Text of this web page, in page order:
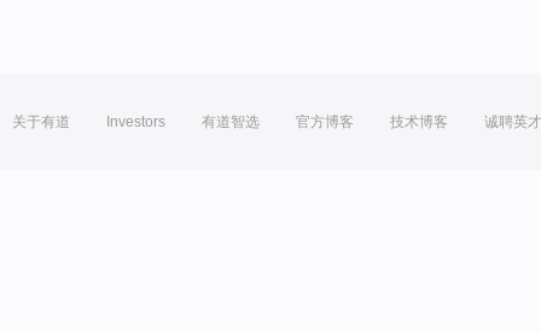
关于有道 Investors 有道智选 官方博客 技术博客 诚聘英才